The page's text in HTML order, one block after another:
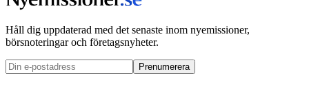
Håll dig uppdaterad med det senaste inom nyemissioner,
börsnoteringar och företagsnyheter.
Prenumerera